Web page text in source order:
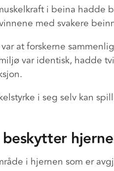
i beina hadde
med svakere
at forskerne
var identisk, hadde
i seg selv kan
i hjernen som er